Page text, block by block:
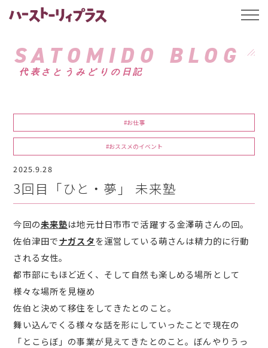
ハーストーリィプ
SATOMIDO BLOG
代表さとうみどりの日記
#お仕事
#おススメのイベント
2025.9.28
3回目「ひと・夢」 未来塾
今回の未来塾は地元廿日市市で活躍する金澤萌さんの回。
佐伯津田でナガスタを運営している萌さんは精力的に行動
される女性。
都市部にもほど近く、そして自然も楽しめる場所として
様々な場所を見極め
佐伯と決めて移住をしてきたとのこと。
舞い込んでくる様々な話を形にしていったことで現在の
「とこらぼ」の事業が見えてきたとのこと。ぼんやりうっ
t
l
a
n